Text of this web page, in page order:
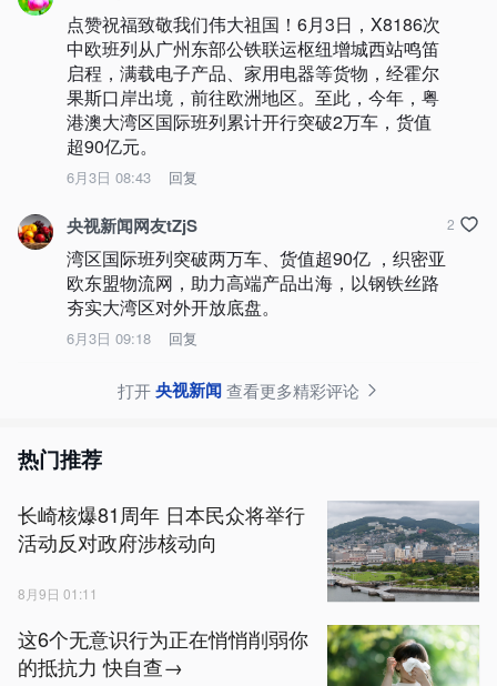
点赞祝福致敬我们伟大祖国！6月3日，X8186次
中欧班列从广州东部公铁联运枢纽增城西站鸣笛
启程，满载电子产品、家用电器等货物，经霍尔
果斯口岸出境，前往欧洲地区。至此，今年，粤
港澳大湾区国际班列累计开行突破2万车，货值
超90亿元。
6月3日 08:43 回复
央视新闻网友tZjS
湾区国际班列突破两万车、货值超90亿 ，织密亚
欧东盟物流网，助力高端产品出海，以钢铁丝路
夯实大湾区对外开放底盘。
6月3日 09:18 回复
2
打开央视新闻查看更多精彩评论
热门推荐
长崎核爆81周年 日本民众将举行
活动反对政府涉核动向
8月9日 01:11
这6个无意识行为正在悄悄削弱你
的抵抗力 快自查→